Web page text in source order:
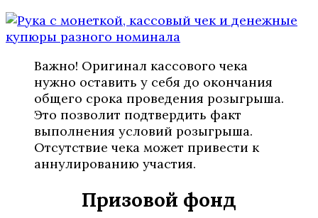
Важно! Оригинал кассового чека
нужно оставить у себя до окончания
общего срока проведения розыгрыша.
Это позволит подтвердить факт
выполнения условий розыгрыша.
Отсутствие чека может привести к
аннулированию участия.
Призовой фонд